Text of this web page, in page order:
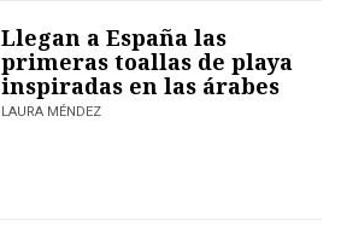
Llegan a España las
primeras toallas de playa
inspiradas en las árabes
LAURA MÉNDEZ